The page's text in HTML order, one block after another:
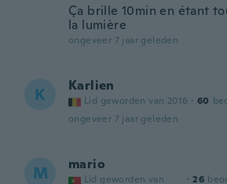
Ça brille 10min en étant
la lumière
ongeveer 7 jaar geleden
K Karlien
Lid geworden van 2016 · 60
ongeveer 7 jaar geleden
M mario
Lid geworden van
· 26